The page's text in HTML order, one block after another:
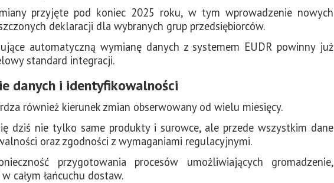
przyjęte pod koniec 2025 roku, w tym wprowadzenie nowych
deklaracji dla wybranych grup przedsiębiorców.
automatyczną wymianę danych z systemem EUDR powinny już
standard integracji.
danych i identyfikowalności
również kierunek zmian obserwowany od wielu miesięcy.
dziś nie tylko same produkty i surowce, ale przede wszystkim dane
oraz zgodności z wymaganiami regulacyjnymi.
przygotowania procesów umożliwiających gromadzenie,
całym łańcuchu dostaw.